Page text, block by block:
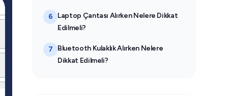
6
Laptop Çantası Alırken Nelere Dikkat
Edilmeli?
7
Bluetooth Kulaklık Alırken Nelere
Dikkat Edilmeli?